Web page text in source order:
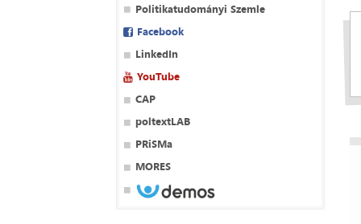
Politikatudományi Szemle
Facebook
LinkedIn
YouTube
CAP
poltextLAB
PRiSMa
MORES